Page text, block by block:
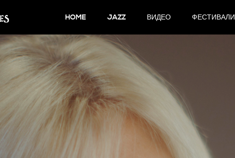
HOME JAZZ ВИДЕО ФЕСТИВАЛИ